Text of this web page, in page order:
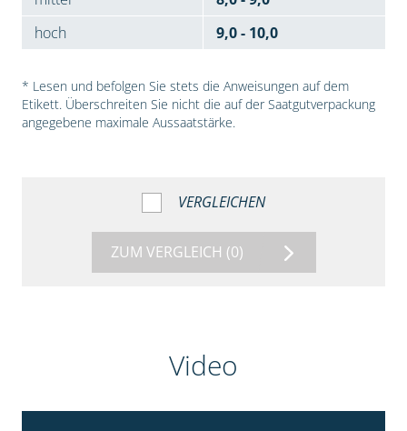
hoch
9,0 - 10,0
* Lesen und befolgen Sie stets die Anweisungen auf dem
Etikett. Überschreiten Sie nicht die auf der Saatgutverpackung
angegebene maximale Aussaatstärke.
VERGLEICHEN
ZUM VERGLEICH (0)
Video